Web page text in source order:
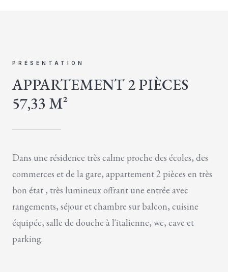
PRÉSENTATION
APPARTEMENT 2 PIÈCES
57,33 M²
Dans une résidence très calme proche des écoles, des
commerces et de la gare, appartement 2 pièces en très
bon état , très lumineux offrant une entrée avec
rangements, séjour et chambre sur balcon, cuisine
équipée, salle de douche à l'italienne, wc, cave et
parking.